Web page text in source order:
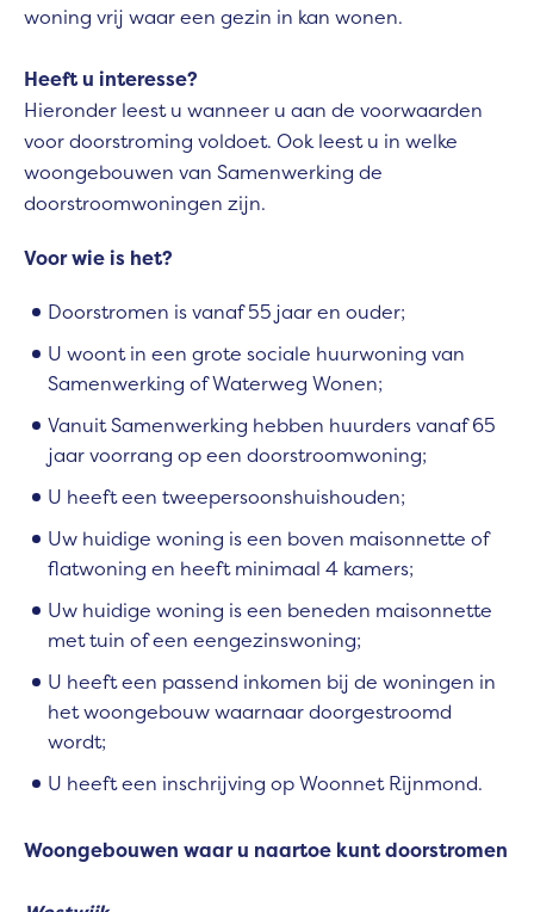
woning vrij waar een gezin in kan wonen.
Heeft u interesse?
Hieronder leest u wanneer u aan de voorwaarden
voor doorstroming voldoet. Ook leest u in welke
woongebouwen van Samenwerking de
doorstroomwoningen zijn.
Voor wie is het?
Doorstromen is vanaf 55 jaar en ouder;
U woont in een grote sociale huurwoning van
Samenwerking of Waterweg Wonen;
Vanuit Samenwerking hebben huurders vanaf 65
jaar voorrang op een doorstroomwoning;
U heeft een tweepersoonshuishouden;
Uw huidige woning is een boven maisonnette of
flatwoning en heeft minimaal 4 kamers;
Uw huidige woning is een beneden maisonnette
met tuin of een eengezinswoning;
U heeft een passend inkomen bij de woningen in
het woongebouw waarnaar doorgestroomd
wordt;
U heeft een inschrijving op Woonnet Rijnmond.
Woongebouwen waar u naartoe kunt doorstromen